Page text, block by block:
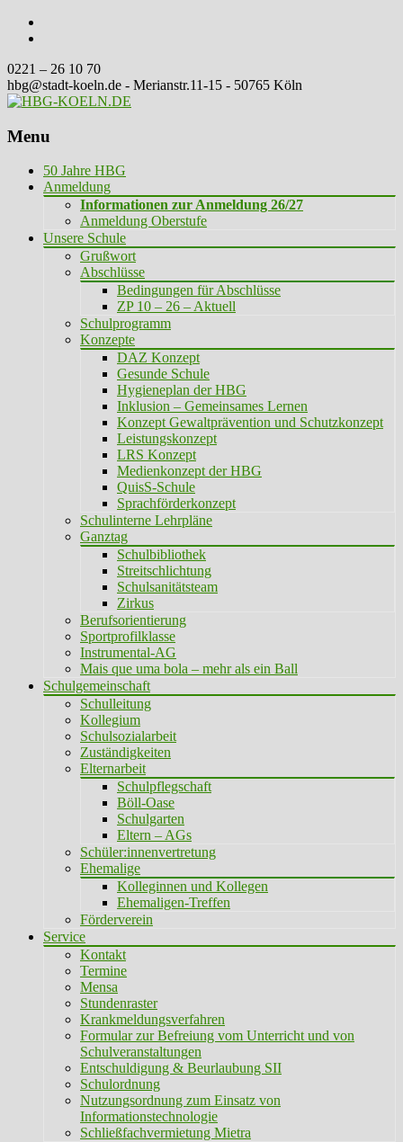
0221 – 26 10 70
hbg@stadt-koeln.de - Merianstr.11-15 - 50765 Köln
Menu
Skip
content
50 Jahre HBG
Anmeldung
Informationen zur Anmeldung 26/27
Anmeldung Oberstufe
Unsere Schule
Grußwort
Abschlüsse
Bedingungen für Abschlüsse
ZP 10 – 26 – Aktuell
Schulprogramm
Konzepte
DAZ Konzept
Gesunde Schule
Hygieneplan der HBG
Inklusion – Gemeinsames Lernen
Konzept Gewaltprävention und Schutzkonzept
Leistungskonzept
LRS Konzept
Medienkonzept der HBG
QuisS-Schule
Sprachförderkonzept
Schulinterne Lehrpläne
Ganztag
Schulbibliothek
Streitschlichtung
Schulsanitätsteam
Zirkus
Berufsorientierung
Sportprofilklasse
Instrumental-AG
Mais que uma bola – mehr als ein Ball
Schulgemeinschaft
Schulleitung
Kollegium
Schulsozialarbeit
Zuständigkeiten
Elternarbeit
Schulpflegschaft
Böll-Oase
Schulgarten
Eltern – AGs
Schüler:innenvertretung
Ehemalige
Kolleginnen und Kollegen
Ehemaligen-Treffen
Förderverein
Service
Kontakt
Termine
Mensa
Stundenraster
Krankmeldungsverfahren
Formular zur Befreiung vom Unterricht und von
Schulveranstaltungen
Entschuldigung & Beurlaubung SII
Schulordnung
Nutzungsordnung zum Einsatz von
Informationstechnologie
Schließfachvermietung Mietra